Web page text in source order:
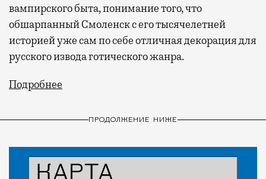
вампирского быта, понимание того, что
обшарпанный Смоленск с его тысячелетней
историей уже сам по себе отличная декорация для
русского извода готического жанра.
Подробнее
ПРОДОЛЖЕНИЕ НИЖЕ